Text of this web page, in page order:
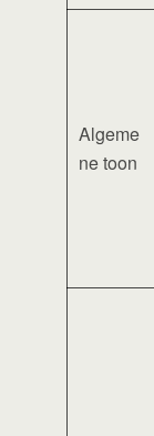
Algeme
ne toon